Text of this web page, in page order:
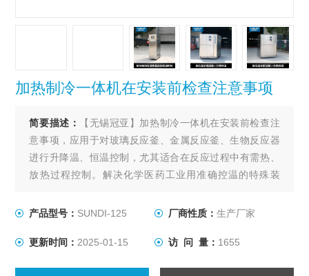
加热制冷一体机在安装前检查注意事项
简要描述：
【无锡冠亚】加热制冷一体机在安装前检查注
意事项，应用于对玻璃反应釜、金属反应釜、生物反应器
进行升降温、恒温控制，尤其适合在反应过程中有需热、
放热过程控制。解决化学医药工业用准确控温的特殊装
的加热及冷却、恒温系统。
产品型号： SUNDI-125 厂商性质： 生产厂家
更新时间： 2025-01-15 访 问 量： 1655